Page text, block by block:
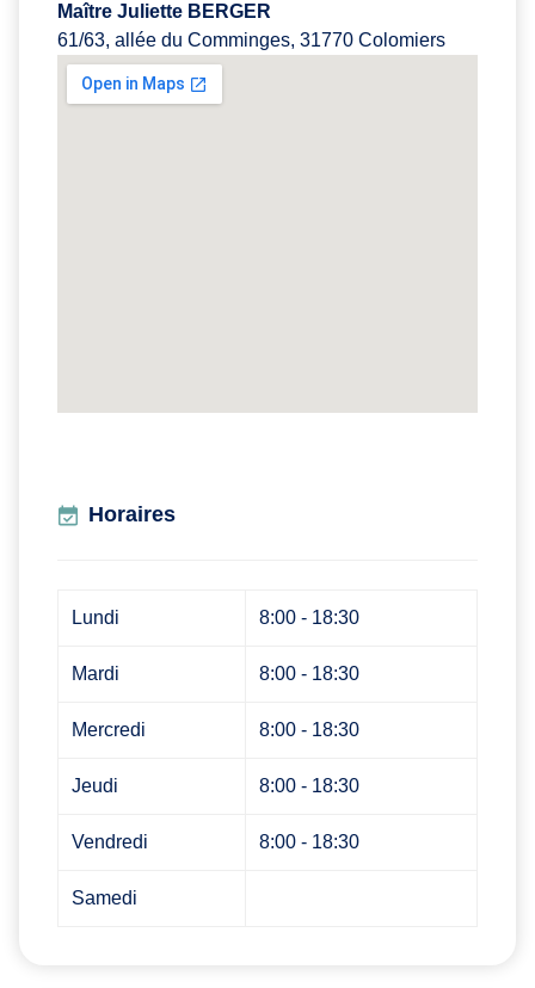
Maître Juliette BERGER
61/63, allée du Comminges, 31770 Colomiers
Horaires
Lundi 8:00 - 18:30
Mardi 8:00 - 18:30
Mercredi 8:00 - 18:30
Jeudi 8:00 - 18:30
Vendredi 8:00 - 18:30
Samedi